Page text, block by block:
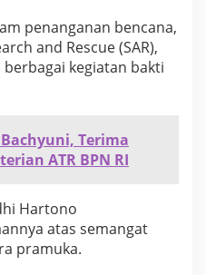
penanganan bencana,
and Rescue (SAR),
kegiatan bakti
Terima
ATR BPN RI
Hartono
atas semangat
pramuka.